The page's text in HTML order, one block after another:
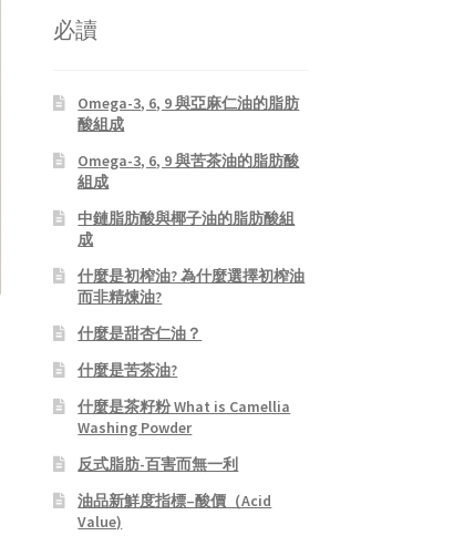
必讀
Omega-3, 6, 9 與亞麻仁油的脂肪
酸組成
Omega-3, 6, 9 與苦茶油的脂肪酸
組成
中鏈脂肪酸與椰子油的脂肪酸組
成
什麼是初榨油? 為什麼選擇初榨油
而非精煉油?
什麼是甜杏仁油？
什麼是苦茶油?
什麼是茶籽粉 What is Camellia
Washing Powder
反式脂肪-百害而無一利
油品新鮮度指標–酸價（Acid
Value)